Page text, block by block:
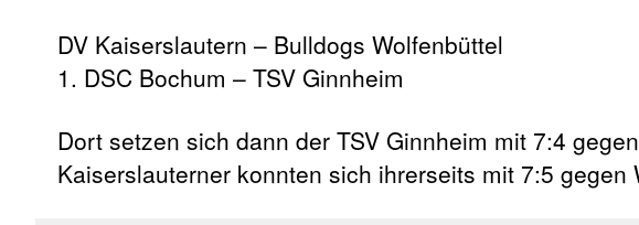
DV Kaiserslautern – Bulldogs Wolfenbüttel
1. DSC Bochum – TSV Ginnheim
Dort setzen sich dann der TSV Ginnheim mit 7:4
Kaiserslauterner konnten sich ihrerseits mit 7:5 gegen